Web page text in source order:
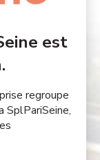
est
regroupe
SplPariSeine,